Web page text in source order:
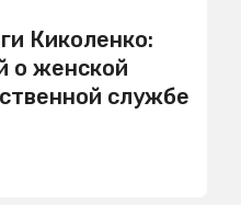
Киколенко:
о женской
службе